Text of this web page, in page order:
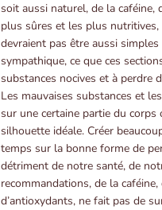
soit aussi naturel, de la
plus sûres et les plus nutritives,
devraient pas être aussi
sympathique, ce que ces
substances nocives et à perdre
Les mauvaises substances et
sur une certaine partie du
silhouette idéale. Créer
temps sur la bonne forme de
détriment de notre santé, de
recommandations, de la
d’antioxydants, ne fait pas de